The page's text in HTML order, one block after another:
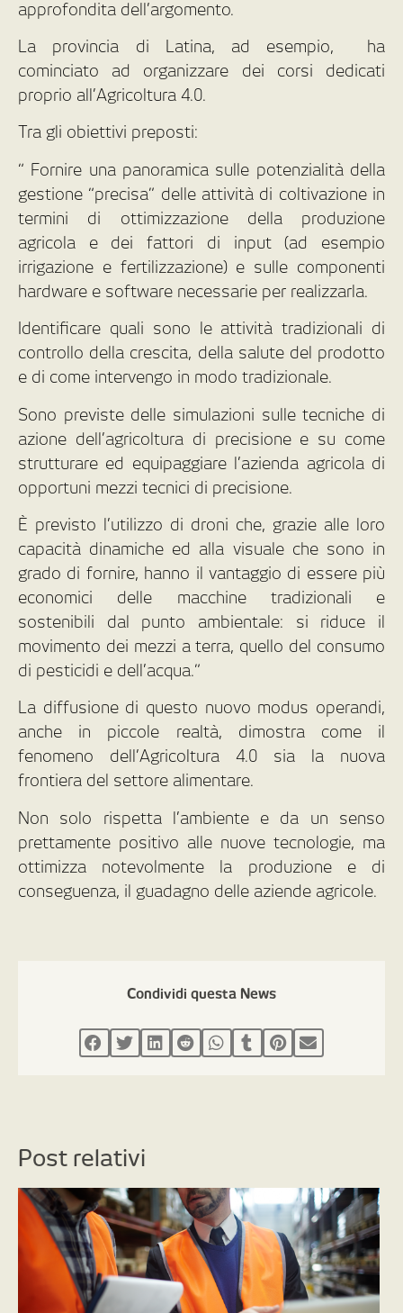
approfondita dell’argomento.
La provincia di Latina, ad esempio, ha
cominciato ad organizzare dei corsi dedicati
proprio all’Agricoltura 4.0.
Tra gli obiettivi preposti:
“ Fornire una panoramica sulle potenzialità della
gestione “precisa” delle attività di coltivazione in
termini di ottimizzazione della produzione
agricola e dei fattori di input (ad esempio
irrigazione e fertilizzazione) e sulle componenti
hardware e software necessarie per realizzarla.
Identificare quali sono le attività tradizionali di
controllo della crescita, della salute del prodotto
e di come intervengo in modo tradizionale.
Sono previste delle simulazioni sulle tecniche di
azione dell’agricoltura di precisione e su come
strutturare ed equipaggiare l’azienda agricola di
opportuni mezzi tecnici di precisione.
È previsto l’utilizzo di droni che, grazie alle loro
capacità dinamiche ed alla visuale che sono in
grado di fornire, hanno il vantaggio di essere più
economici delle macchine tradizionali e
sostenibili dal punto ambientale: si riduce il
movimento dei mezzi a terra, quello del consumo
di pesticidi e dell’acqua.”
La diffusione di questo nuovo modus operandi,
anche in piccole realtà, dimostra come il
fenomeno dell’Agricoltura 4.0 sia la nuova
frontiera del settore alimentare.
Non solo rispetta l’ambiente e da un senso
prettamente positivo alle nuove tecnologie, ma
ottimizza notevolmente la produzione e di
conseguenza, il guadagno delle aziende agricole.
Condividi questa News
Post relativi